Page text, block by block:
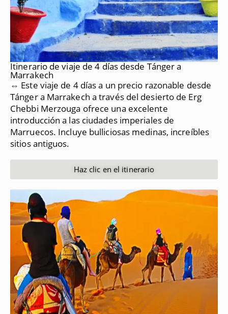
Itinerario de viaje de 4 días desde Tánger a
Marrakech
⇔ Este viaje de 4 días a un precio razonable desde
Tánger a Marrakech a través del desierto de Erg
Chebbi Merzouga ofrece una excelente
introducción a las ciudades imperiales de
Marruecos. Incluye bulliciosas medinas, increíbles
sitios antiguos.
Haz clic en el itinerario